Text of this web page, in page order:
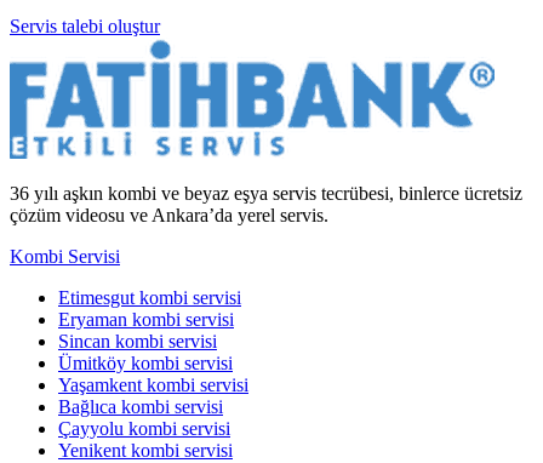
Servis talebi oluştur
36 yılı aşkın kombi ve beyaz eşya servis tecrübesi, binlerce ücretsiz
çözüm videosu ve Ankara’da yerel servis.
Kombi Servisi
Etimesgut kombi servisi
Eryaman kombi servisi
Sincan kombi servisi
Ümitköy kombi servisi
Yaşamkent kombi servisi
Bağlıca kombi servisi
Çayyolu kombi servisi
Yenikent kombi servisi